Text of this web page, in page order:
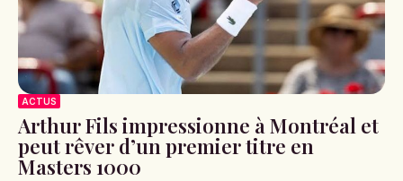
ACTUS
Arthur Fils impressionne à Montréal et
peut rêver d’un premier titre en
Masters 1000